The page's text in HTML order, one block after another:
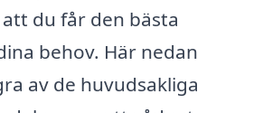
du får den bästa
behov. Här nedan
av de huvudsakliga